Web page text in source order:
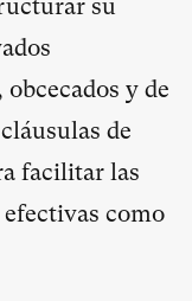
su
y de
de
facilitar las
como